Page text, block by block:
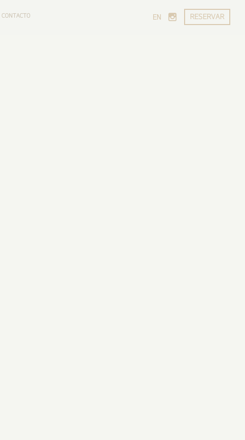
CONTACTO EN RESERVAR